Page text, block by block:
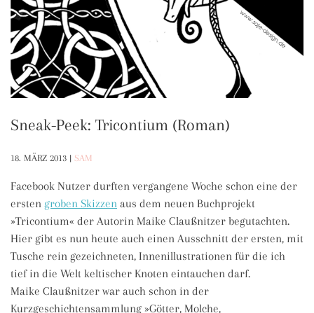
Sneak-Peek: Tricontium (Roman)
18. MÄRZ 2013 | SAM
Facebook Nutzer durften vergangene Woche schon eine der
ersten groben Skizzen aus dem neuen Buchprojekt
»Tricontium« der Autorin Maike Claußnitzer begutachten.
Hier gibt es nun heute auch einen Ausschnitt der ersten, mit
Tusche rein gezeichneten, Innenillustrationen für die ich
tief in die Welt keltischer Knoten eintauchen darf.
Maike Claußnitzer war auch schon in der
Kurzgeschichtensammlung »Götter, Molche,